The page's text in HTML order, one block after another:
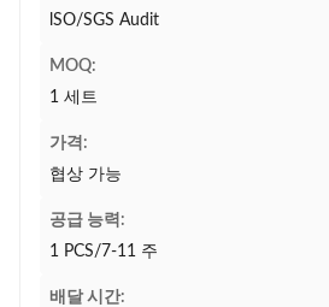
lSO/SGS Audit
MOQ:
1 세트
가격:
협상 가능
공급 능력:
1 PCS/7-11 주
배달 시간: